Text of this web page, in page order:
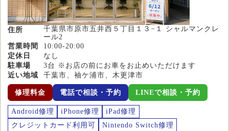
住所
千葉県市原市五井西５丁目１３−１ シャルマンクレ
ール2
営業時間
10:00-20:00
定休日
なし
駐車場
3台 ※お店の前にお車をお止めいただけます
近い地域
千葉市、袖ケ浦市、木更津市
修理料金 電話で相談・予約 LINEで相談・予約
Android修理 iPhone修理
iPad修理
クレジットカード利用可
Nintendo Switch修理